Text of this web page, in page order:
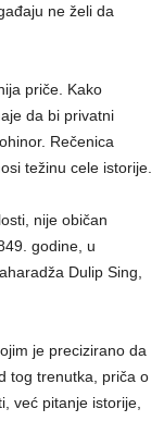
ne želi da
priče. Kako
da bi privatni
Rečenica
težinu cele istorije.
nije običan
godine, u
Dulip Sing,
je precizirano da
tog trenutka, priča o
već pitanje istorije,